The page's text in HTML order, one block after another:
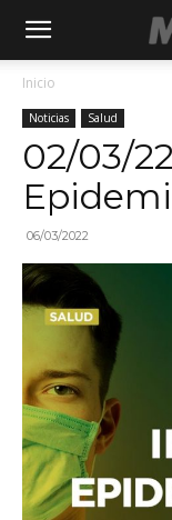
Inicio
Noticias Salud
02/03/
06/03/2022